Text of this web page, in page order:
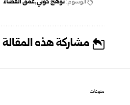
الوسوم:توهج كوني عمق الفضاء
مشاركة هذه المقالة
منوعات